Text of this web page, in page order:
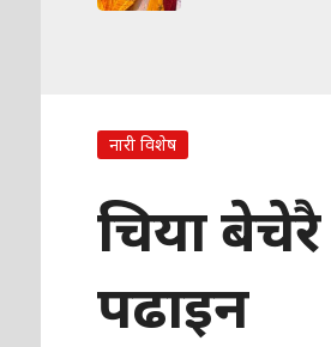
नारी विशेष
चिया बेचेरै
पढाइन